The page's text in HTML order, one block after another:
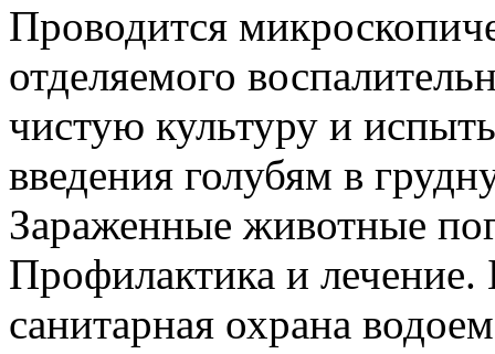
Проводится
отделяемого
чистую культуру и
введения голубям в
Зараженные животные
Профилактика и
санитарная охрана